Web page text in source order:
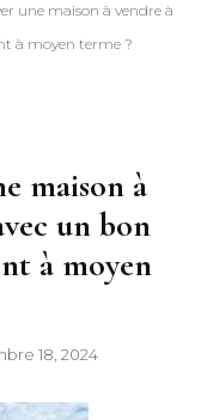
une maison à vendre à
à moyen terme ?
maison à
un bon
à moyen
18, 2024